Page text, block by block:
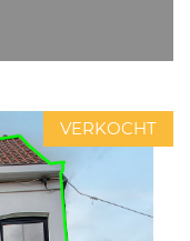
VERKOCHT